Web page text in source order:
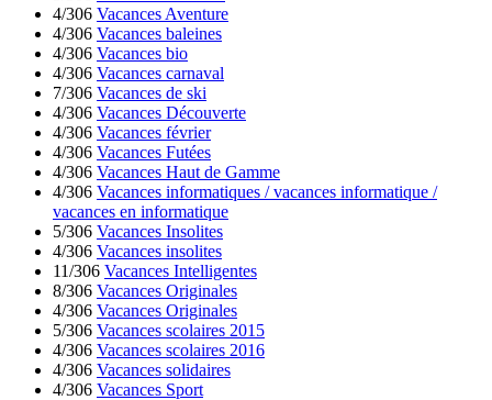
4/306 Vacances Aventure
4/306 Vacances baleines
4/306 Vacances bio
4/306 Vacances carnaval
7/306 Vacances de ski
4/306 Vacances Découverte
4/306 Vacances février
4/306 Vacances Futées
4/306 Vacances Haut de Gamme
4/306 Vacances informatiques / vacances informatique /
vacances en informatique
5/306 Vacances Insolites
4/306 Vacances insolites
11/306 Vacances Intelligentes
8/306 Vacances Originales
4/306 Vacances Originales
5/306 Vacances scolaires 2015
4/306 Vacances scolaires 2016
4/306 Vacances solidaires
4/306 Vacances Sport